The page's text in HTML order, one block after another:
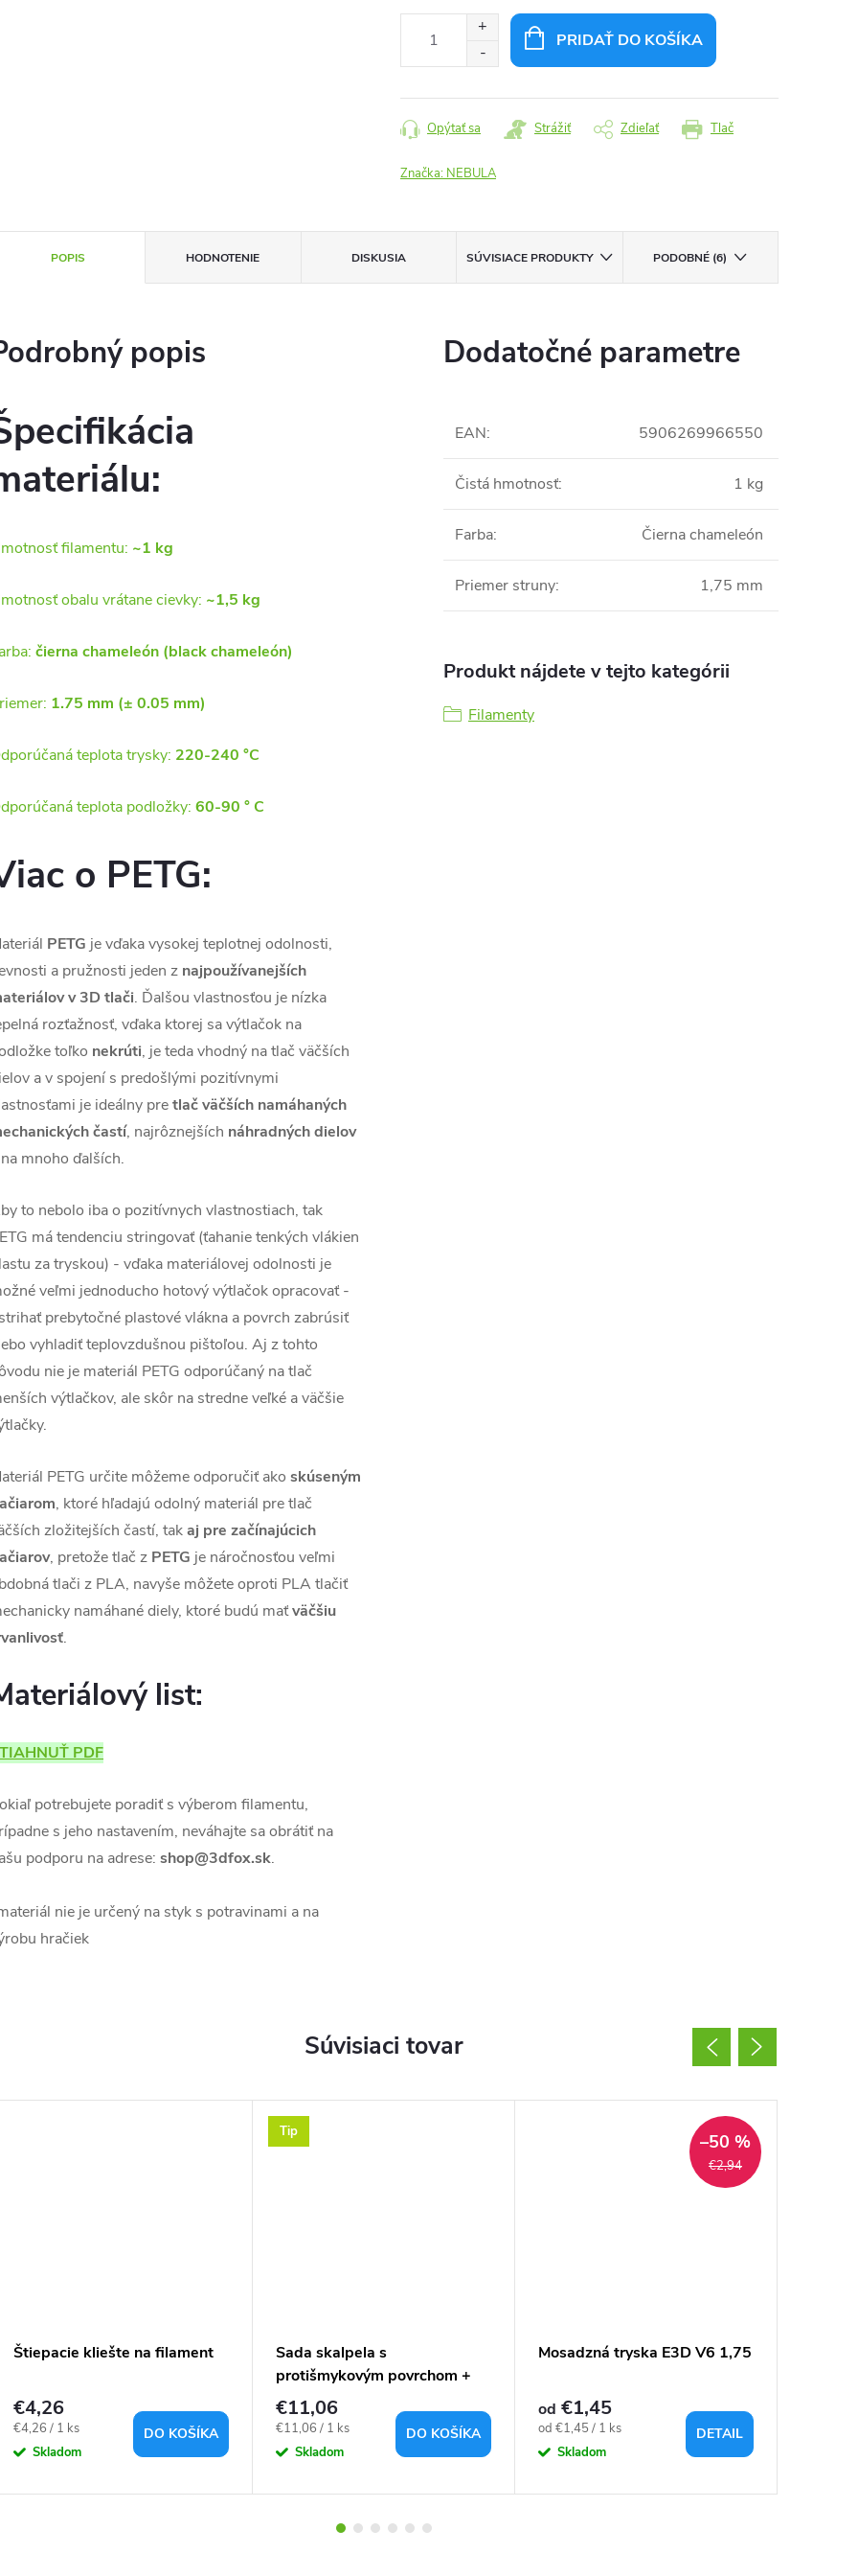
PRIDAŤ DO KOŠÍKA
Tlač
Opýtať sa Strážiť Zdieľať
Značka: NEBULA
POPIS HODNOTENIE DISKUSIA SÚVISIACE PRODUKTY PODOBNÉ (6)
popis
filamentu: ~1 kg
obalu vrátane cievky: ~1,5 kg
čierna chameleón (black chameleón)
1.75 mm (± 0.05 mm)
teplota trysky: 220-240 °C
teplota podložky: 60-90 ° C
o PETG:
PETG je vďaka vysokej teplotnej odolnosti,
a pružnosti jeden z najpoužívanejších
v 3D tlači. Ďalšou vlastnosťou je nízka
rozťažnosť, vďaka ktorej sa výtlačok na
toľko nekrúti, je teda vhodný na tlač väčších
a v spojení s predošlými pozitívnymi
je ideálny pretlač väčších namáhaných
častí, najrôznejších náhradných dielov
mnoho ďalších.
to nebolo iba o pozitívnych vlastnostiach, tak
má tendenciu stringovať (ťahanie tenkých vlákien
za tryskou) - vďaka materiálovej odolnosti je
veľmi jednoducho hotový výtlačok opracovať -
prebytočné plastové vlákna a povrch zabrúsiť
vyhladiť teplovzdušnou pištoľou. Aj z tohto
nie je materiál PETG odporúčaný na tlač
výtlačkov, ale skôr na stredne veľké a väčšie
PETG určite môžeme odporučiť ako skúseným
, ktoré hľadajú odolný materiál pre tlač
zložitejších častí, takaj pre začínajúcich
, pretože tlač z PETG je náročnosťou veľmi
tlači z PLA, navyše môžete oproti PLA tlačiť
namáhané diely, ktoré budú maťväčšiu
.
list:
PDF
potrebujete poradiť s výberom filamentu,
s jeho nastavením, neváhajte sa obrátiť na
podporu na adrese: shop@3dfox.sk.
nie je určený na styk s potravinami a na
hračiek
Dodatočné parametre
EAN: 5906269966550
Čistá hmotnosť: 1 kg
Farba: Čierna chameleón
Priemer struny: 1,75 mm
Produkt nájdete v tejto kategórii
Filamenty
Súvisiaci tovar
Štiepacie kliešte na filament
€4,26
Jednotková
cena:
€4,26 / 1 ks
Skladom
DO KOŠÍKA
Tip
Sada skalpela s
protišmykovým povrchom +
10ks čepeľou
€11,06
Jednotková
cena:
€11,06 / 1 ks
Skladom
DO KOŠÍKA
€2,94
–50 %
Mosadzná tryska E3D V6 1,75
od €1,45
Jednotková
cena:
od €1,45 / 1 ks
Skladom
DETAIL